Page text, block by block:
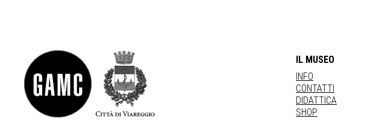
IL MUSEO
INFO
CONTATTI
DIDATTICA
SHOP